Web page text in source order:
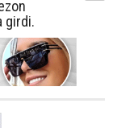
girdi.